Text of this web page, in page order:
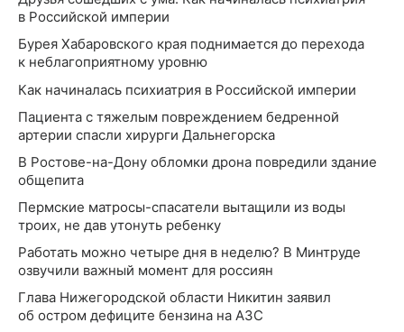
в Российской империи
Бурея Хабаровского края поднимается до перехода
к неблагоприятному уровню
Как начиналась психиатрия в Российской империи
Пациента с тяжелым повреждением бедренной
артерии спасли хирурги Дальнегорска
В Ростове-на-Дону обломки дрона повредили здание
общепита
Пермские матросы-спасатели вытащили из воды
троих, не дав утонуть ребенку
Работать можно четыре дня в неделю? В Минтруде
озвучили важный момент для россиян
Глава Нижегородской области Никитин заявил
об остром дефиците бензина на АЗС